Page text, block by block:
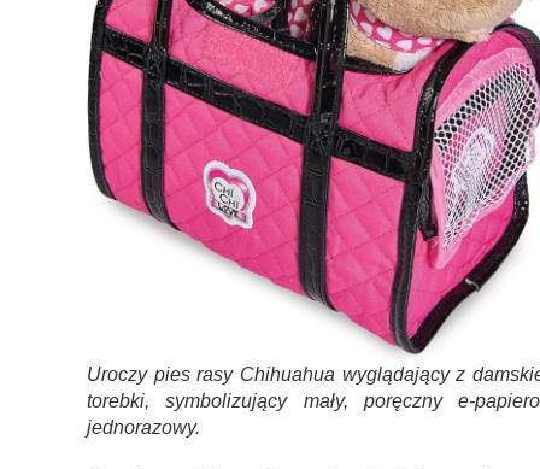
Uroczy pies rasy Chihuahua wyglądający z
torebki, symbolizujący mały, poręczny e-
jednorazowy.